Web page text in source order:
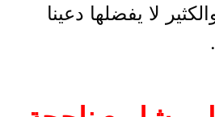
لا يفضلها دعينا